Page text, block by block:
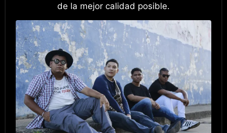
de la mejor calidad posible.